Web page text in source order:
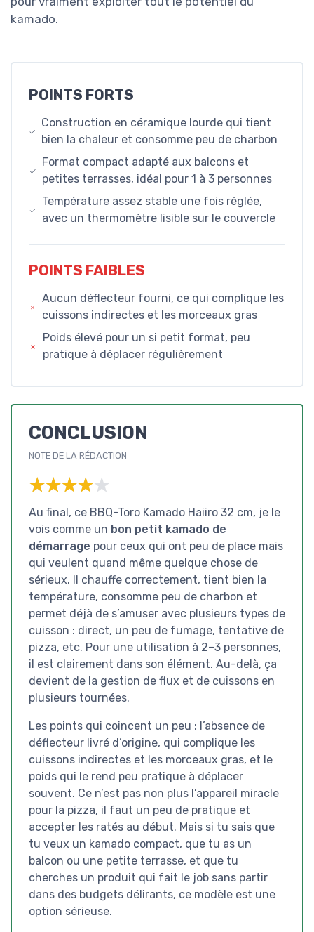
kamado.
POINTS FORTS
Construction en céramique lourde qui tient
bien la chaleur et consomme peu de charbon
Format compact adapté aux balcons et
petites terrasses, idéal pour 1 à 3 personnes
Température assez stable une fois réglée,
avec un thermomètre lisible sur le couvercle
POINTS FAIBLES
Aucun déflecteur fourni, ce qui complique les
cuissons indirectes et les morceaux gras
Poids élevé pour un si petit format, peu
pratique à déplacer régulièrement
CONCLUSION
NOTE DE LA RÉDACTION
★★★★★
★★★★★
Au final, ce BBQ-Toro Kamado Haiiro 32 cm, je le
vois comme un bon petit kamado de
démarrage pour ceux qui ont peu de place mais
qui veulent quand même quelque chose de
sérieux. Il chauffe correctement, tient bien la
température, consomme peu de charbon et
permet déjà de s’amuser avec plusieurs types de
cuisson : direct, un peu de fumage, tentative de
pizza, etc. Pour une utilisation à 2–3 personnes,
il est clairement dans son élément. Au-delà, ça
devient de la gestion de flux et de cuissons en
plusieurs tournées.
Les points qui coincent un peu : l’absence de
déflecteur livré d’origine, qui complique les
cuissons indirectes et les morceaux gras, et le
poids qui le rend peu pratique à déplacer
souvent. Ce n’est pas non plus l’appareil miracle
pour la pizza, il faut un peu de pratique et
accepter les ratés au début. Mais si tu sais que
tu veux un kamado compact, que tu as un
balcon ou une petite terrasse, et que tu
cherches un produit qui fait le job sans partir
dans des budgets délirants, ce modèle est une
option sérieuse.